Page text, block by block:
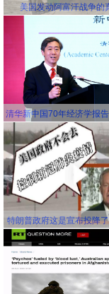
美国发动阿富汗战争的
清华新中国70年经济学报
国将成为世界第一大
特朗普政府这是宣布投降
延缓新冠病毒传播的机会
错再错！